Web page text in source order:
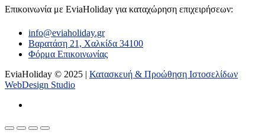
Επικοινωνία με ΕviaHoliday για καταχώρηση επιχειρήσεων:
info@eviaholiday.gr
Βαρατάση 21, Χαλκίδα 34100
Φόρμα Επικοινωνίας
EviaHoliday © 2025 | Κατασκευή & Προώθηση Ιστοσελίδων
WebDesign Studio